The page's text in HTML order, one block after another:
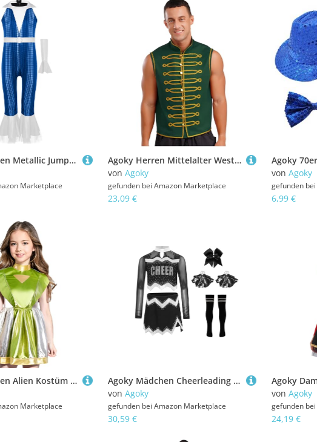
Agoky Mädchen Metallic Jumpsuit Neckholder Overall mit Lange Hose und Schlag + Glänzend Lange Handschuhe Retro Einteiler Disco Tanz Outfits Blau 170
Marketplace
Agoky Herren Mittelalter Weste Ärmellos Rollkragen Anzugweste Goldene Posamenten-Knebelknopf Retro Vest Tank Top Hemd Halloween Cosplay Outfits gr. S-3XL Grün XXL
von Agoky
gefunden bei Amazon Marketplace
23,09 €
von Agoky
gefunden bei
6,99 €
Agoky Mädchen Alien Kostüm Metallic Farbblock Kleider mit Ausgestellt Rock Glänzendes Ballettkleid Tanzkleid Halloween Fasching Cosplay Outfits Leuchtendes Grün 134-140
Marketplace
Agoky Mädchen Cheerleading Uniform Tanzkostüm Langarm Mesh Crop Top mit Rock und Sport Socken Handblumen Bowknot Bekleidungsset Wettbewerb Outfits Silber 146-152
von Agoky
gefunden bei Amazon Marketplace
30,59 €
von Agoky
gefunden bei
24,19 €